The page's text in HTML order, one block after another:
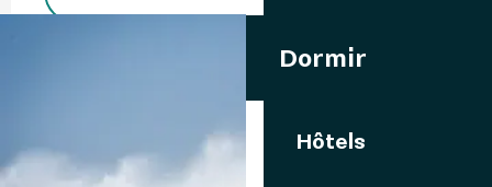
Dormir
Hôtels
gites-ty-grenig.fr